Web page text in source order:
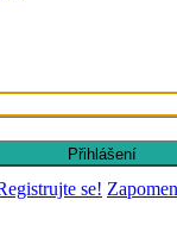
Přihlášení
se!